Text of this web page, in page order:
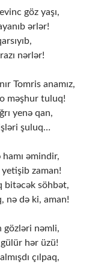
göz yaşı,
ərlər!
nərlər!
Tomris anamız,
məşhur tuluq!
yenə qan,
şuluq…
əmindir,
zaman!
bitəcək söhbət,
nə də ki, aman!
gözləri nəmli,
gülür hər üzü!
çılpaq,